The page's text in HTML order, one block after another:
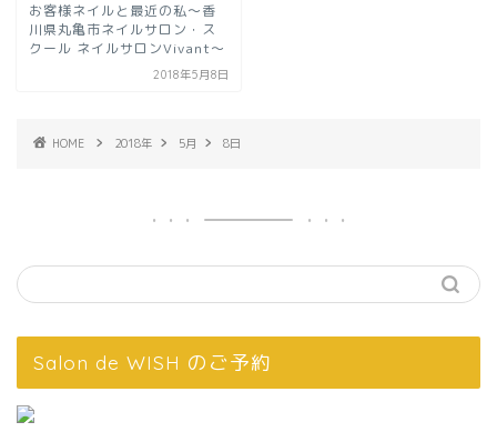
お客様ネイルと最近の私～香
川県丸亀市ネイルサロン・ス
クール ネイルサロンVivant～
2018年5月8日
HOME 2018年 5月 8日
Salon de WISH のご予約